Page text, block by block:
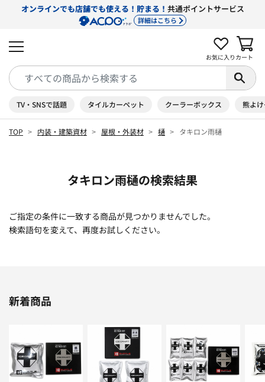
オンラインでも店舗でも使える！貯まる！ 共通ポイントサービス
詳細はこちら
お気に入り カート
TV・SNSで話題 タイルカーペット クーラーボックス 熊よ
TOP 内装・建築資材 屋根・外装材 樋 タキロン雨樋
タキロン雨樋の検索結果
ご指定の条件に一致する商品が見つかりませんでした。
検索語句を変えて、再度お試しください。
新着商品